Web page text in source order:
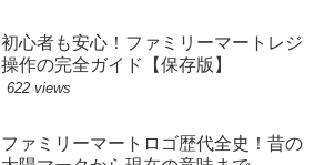
初心者も安心！ファミリーマートレジ
操作の完全ガイド【保存版】
622 views
ファミリーマートロゴ歴代全史！昔の